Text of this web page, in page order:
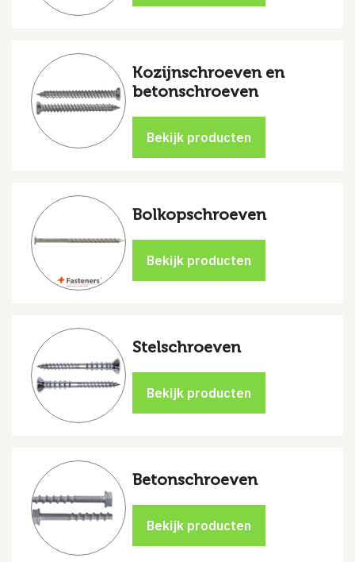
Kozijnschroeven en
betonschroeven
Bolkopschroeven
Stelschroeven
Betonschroeven